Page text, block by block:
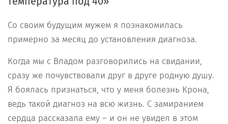
Со своим будущим мужем я познакомилась
примерно за месяц до установления диагноза.
Когда мы с Владом разговорились на свидании,
сразу же почувствовали друг в друге родную душу.
Я боялась признаться, что у меня болезнь Крона,
ведь такой диагноз на всю жизнь. С замиранием
сердца рассказала ему – и он не увидел в этом